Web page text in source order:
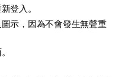
登入。
示，因為不會發生無聲重